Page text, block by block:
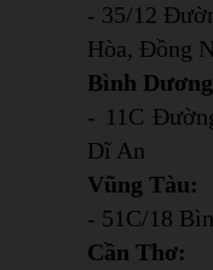
- 35/12
Hòa, Đồng
Bình
- 11C
Dĩ An
Vũng Tàu:
- 51C/18
Cần Thơ: